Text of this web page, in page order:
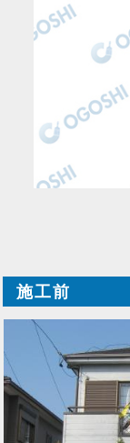
施工前